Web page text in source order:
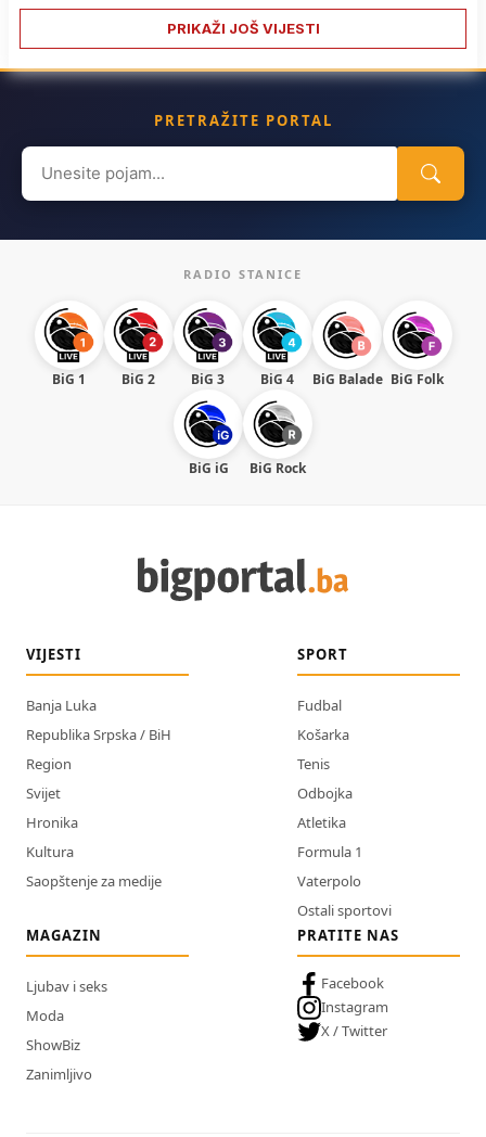
PRIKAŽI JOŠ VIJESTI
PRETRAŽITE PORTAL
Search
for:
RADIO STANICE
BiG 1 BiG 2 BiG 3 BiG 4 BiG Balade BiG Folk
BiG iG BiG Rock
VIJESTI
Banja Luka
Republika Srpska / BiH
Region
Svijet
Hronika
Kultura
Saopštenje za medije
SPORT
Fudbal
Košarka
Tenis
Odbojka
Atletika
Formula 1
Vaterpolo
Ostali sportovi
MAGAZIN
Ljubav i seks
Moda
ShowBiz
Zanimljivo
PRATITE NAS
Facebook
Instagram
X / Twitter